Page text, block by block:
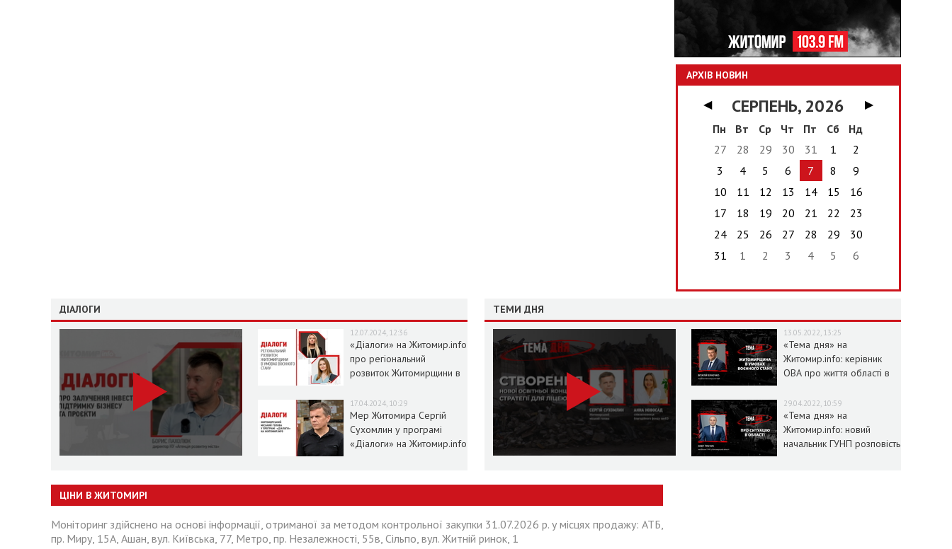
АРХІВ НОВИН
◀ СЕРПЕНЬ, 2026
▶
Пн
Вт Ср Чт Пт Сб
Нд
27
28 29 30 31 1
2
3
4 5 6 7 8
9
10
11 12 13 14 15
16
17
18 19 20 21 22
23
24
25 26 27 28 29
30
31
1 2 3 4 5 6
ДІАЛОГИ
12.07.2024, 12:36
«Діалоги» на Житомир.info
про регіональний
розвиток Житомирщини в
17.04.2024, 10:29
Мер Житомира Сергій
Сухомлин у програмі
«Діалоги» на Житомир.info
ТЕМИ ДНЯ
13.05.2022, 13:25
«Тема дня» на
Житомир.info: керівник
ОВА про життя області в
29.04.2022, 10:59
«Тема дня» на
Житомир.info: новий
начальник ГУНП розповість
ЦІНИ В ЖИТОМИРІ
Моніторинг здійснено на основі інформації, отриманої за методом контрольної закупки 31.07.2026 р. у місцях продажу: АТБ,
пр. Миру, 15А, Ашан, вул. Київська, 77, Метро, пр. Незалежності, 55в, Сільпо, вул. Житній ринок, 1